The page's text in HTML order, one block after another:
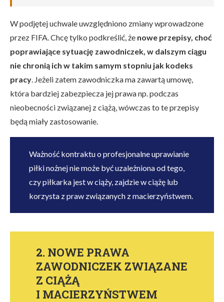
W podjętej uchwale uwzględniono zmiany wprowadzone
przez FIFA. Chcę tylko podkreślić, że nowe przepisy, choć
poprawiające sytuację zawodniczek, w dalszym ciągu
nie chronią ich w takim samym stopniu jak kodeks
pracy. Jeżeli zatem zawodniczka ma zawartą umowę,
która bardziej zabezpiecza jej prawa np. podczas
nieobecności związanej z ciążą, wówczas to te przepisy
będą miały zastosowanie.
Ważność kontraktu o profesjonalne uprawianie
piłki nożnej nie może być uzależniona od tego,
czy piłkarka jest w ciąży, zajdzie w ciążę lub
korzysta z praw związanych z macierzyństwem.
2. NOWE PRAWA
ZAWODNICZEK ZWIĄZANE
Z CIĄŻĄ
I MACIERZYŃSTWEM